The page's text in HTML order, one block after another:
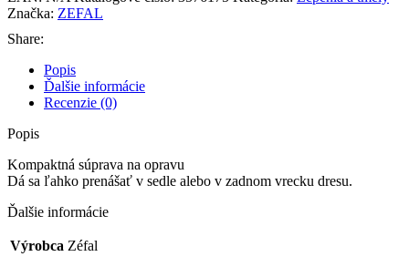
Značka: ZEFAL
Share:
Popis
Ďalšie informácie
Recenzie (0)
Popis
Kompaktná súprava na opravu
Dá sa ľahko prenášať v sedle alebo v zadnom vrecku dresu.
Ďalšie informácie
Výrobca Zéfal